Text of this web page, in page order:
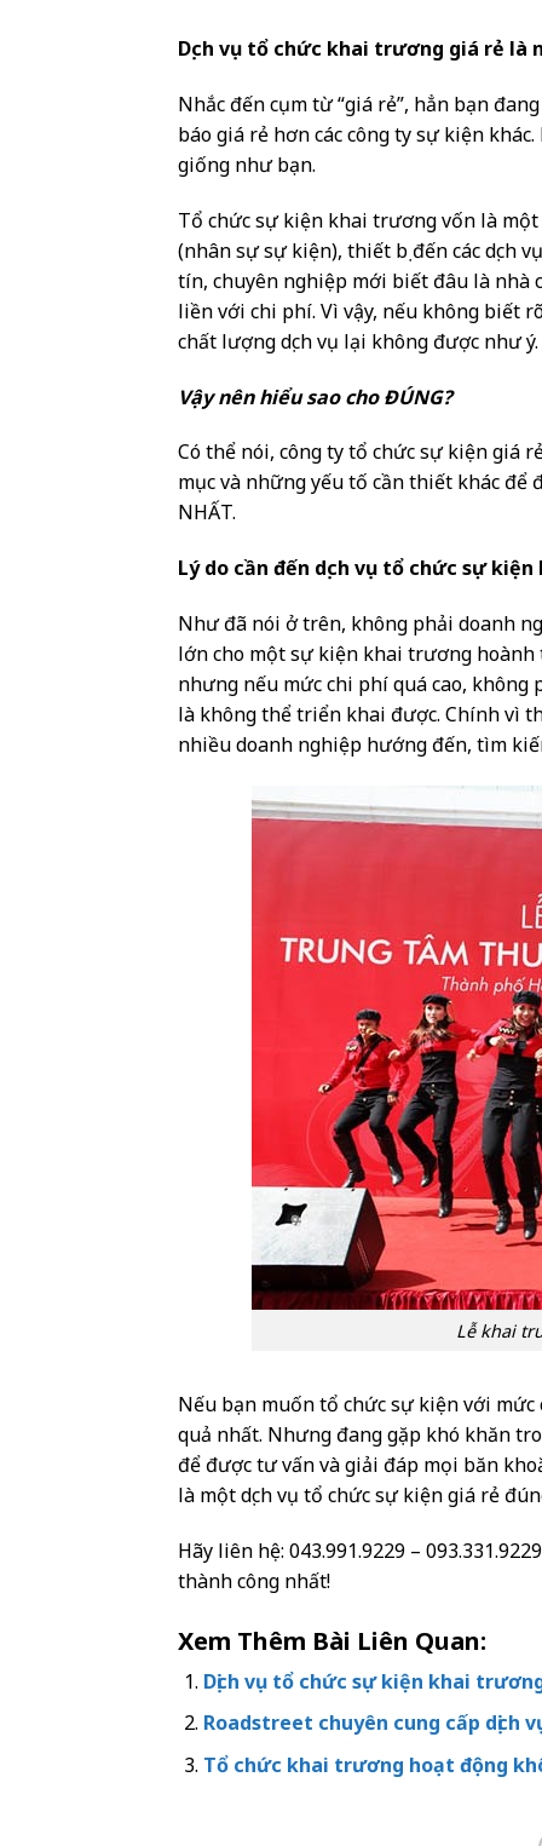
Dịch vụ tổ chức khai trương giá rẻ là
Nhắc đến cụm từ “giá rẻ”, hẳn bạn
báo giá rẻ hơn các công ty sự kiện
giống như bạn.
Tổ chức sự kiện khai trương vốn là
(nhân sự sự kiện), thiết bị đến các dịch
tín, chuyên nghiệp mới biết đâu là nhà
liền với chi phí. Vì vậy, nếu không biết
chất lượng dịch vụ lại không được như ý.
Vậy nên hiểu sao cho ĐÚNG?
Có thể nói, công ty tổ chức sự kiện giá
mục và những yếu tố cần thiết khác để
NHẤT.
Lý do cần đến dịch vụ tổ chức sự
Như đã nói ở trên, không phải doanh
lớn cho một sự kiện khai trương
nhưng nếu mức chi phí quá cao,
là không thể triển khai được. Chính vì
nhiều doanh nghiệp hướng đến, tìm
Lễ khai
Nếu bạn muốn tổ chức sự kiện với
quả nhất. Nhưng đang gặp khó khăn
để được tư vấn và giải đáp mọi băn
là một dịch vụ tổ chức sự kiện giá rẻ
Hãy liên hệ: 043.991.9229 –
thành công nhất!
Xem Thêm Bài Liên Quan:
Dịch vụ tổ chức sự kiện khai
Roadstreet chuyên cung cấp dịch
Tổ chức khai trương hoạt động